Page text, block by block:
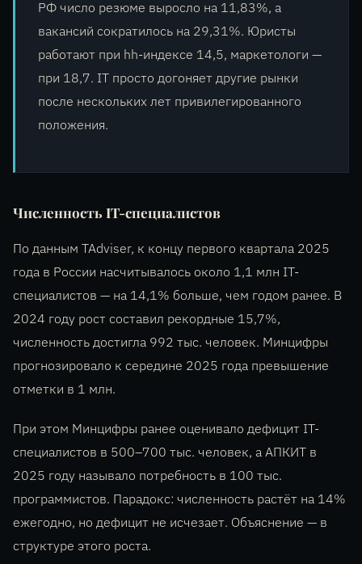
РФ число резюме выросло на 11,83%, а
вакансий сократилось на 29,31%. Юристы
работают при hh-индексе 14,5, маркетологи —
при 18,7. IT просто догоняет другие рынки
после нескольких лет привилегированного
положения.
Численность IT-специалистов
По данным TAdviser, к концу первого квартала 2025
года в России насчитывалось около 1,1 млн IT-
специалистов — на 14,1% больше, чем годом ранее. В
2024 году рост составил рекордные 15,7%,
численность достигла 992 тыс. человек. Минцифры
прогнозировало к середине 2025 года превышение
отметки в 1 млн.
При этом Минцифры ранее оценивало дефицит IT-
специалистов в 500–700 тыс. человек, а АПКИТ в
2025 году называло потребность в 100 тыс.
программистов. Парадокс: численность растёт на 14%
ежегодно, но дефицит не исчезает. Объяснение — в
структуре этого роста.